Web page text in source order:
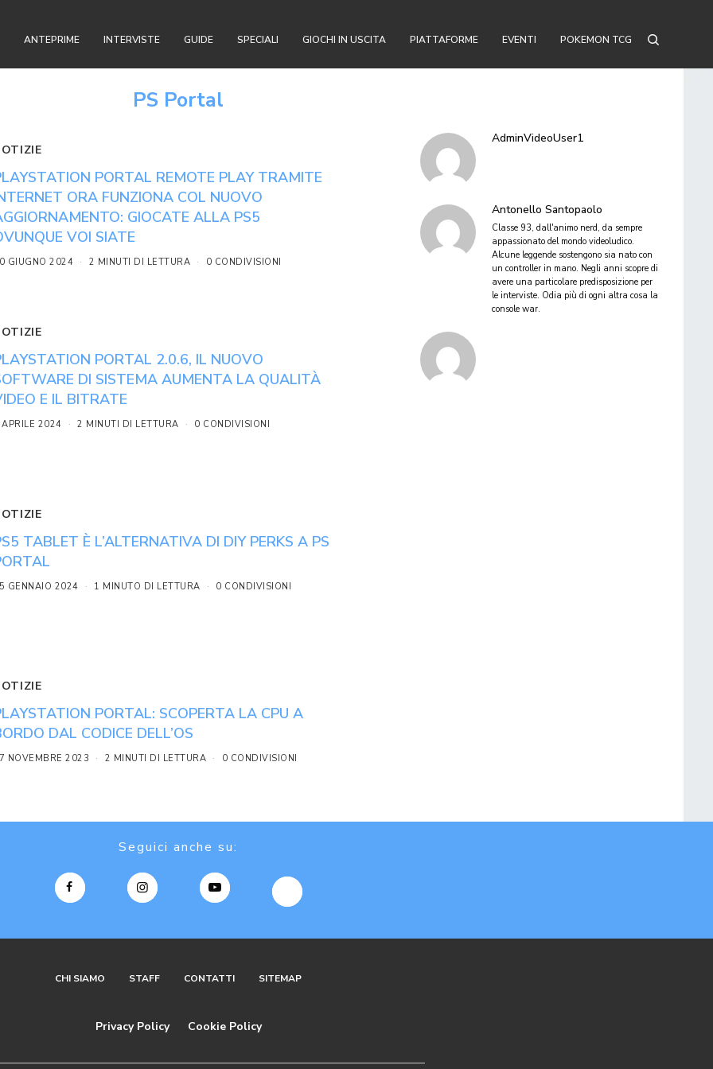
ANTEPRIME INTERVISTE GUIDE SPECIALI GIOCHI IN USCITA PIATTAFORME EVENTI POKEMON TCG
PS Portal
PORTAL REMOTE PLAY TRAMITE
ORA FUNZIONA COL NUOVO
GIOCATE ALLA PS5
VOI SIATE
GIUGNO 2024 2 MINUTI DI LETTURA 0 CONDIVISIONI
PORTAL 2.0.6, IL NUOVO
DI SISTEMA AUMENTA LA QUALITÀ
E IL BITRATE
2024 2 MINUTI DI LETTURA 0 CONDIVISIONI
TABLET È L’ALTERNATIVA DI DIY PERKS A PS
GENNAIO 2024 1 MINUTO DI LETTURA 0 CONDIVISIONI
PORTAL: SCOPERTA LA CPU A
DAL CODICE DELL’OS
NOVEMBRE 2023 2 MINUTI DI LETTURA 0 CONDIVISIONI
AdminVideoUser1
Antonello Santopaolo
Classe 93, dall'animo nerd, da sempre
appassionato del mondo videoludico.
Alcune leggende sostengono sia nato con
un controller in mano. Negli anni scopre di
avere una particolare predisposizione per
le interviste. Odia più di ogni altra cosa la
console war.
Seguici anche su:
CHI SIAMO STAFF CONTATTI SITEMAP
Privacy Policy Cookie Policy